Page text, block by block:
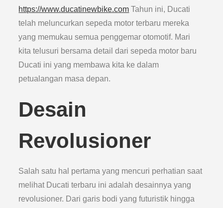
https://www.ducatinewbike.com Tahun ini, Ducati
telah meluncurkan sepeda motor terbaru mereka
yang memukau semua penggemar otomotif. Mari
kita telusuri bersama detail dari sepeda motor baru
Ducati ini yang membawa kita ke dalam
petualangan masa depan.
Desain
Revolusioner
Salah satu hal pertama yang mencuri perhatian saat
melihat Ducati terbaru ini adalah desainnya yang
revolusioner. Dari garis bodi yang futuristik hingga